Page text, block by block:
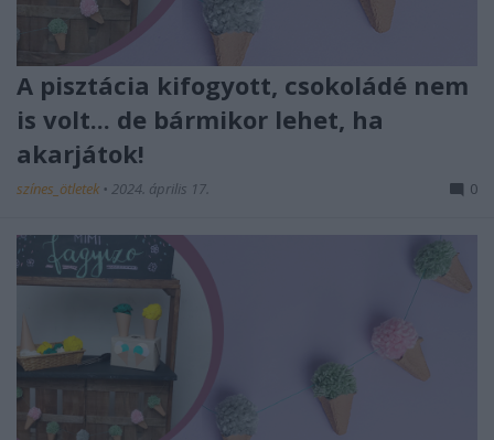
A pisztácia kifogyott, csokoládé nem
is volt... de bármikor lehet, ha
akarjátok!
színes_ötletek • 2024. április 17. 0